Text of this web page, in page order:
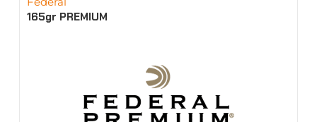
165gr PREMIUM